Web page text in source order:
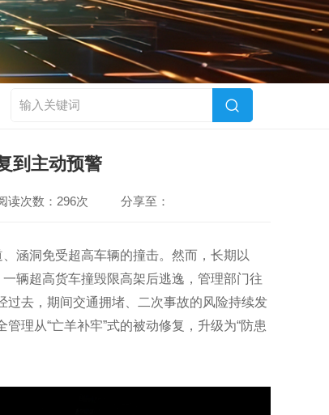
到主动预警
读次数：296次 分享至：
涵洞免受超高车辆的撞击。然而，长期以
辆超高货车撞毁限高架后逃逸，管理部门往
去，期间交通拥堵、二次事故的风险持续发
理从“亡羊补牢”式的被动修复，升级为“防患